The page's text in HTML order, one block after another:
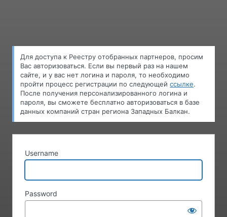
Для доступа к Pеестру oтобранных партнеров, просим
Вас авторизоваться. Если вы первый раз на нашем
сайте, и у вас нет логина и пароля, то необходимо
пройти процесс регистрации по следующей ссылке.
После получения персонализированного логина и
пароля, вы сможете бесплатно авторизоваться в базе
данных компаний стран региона Западных Балкан.
Username
Password